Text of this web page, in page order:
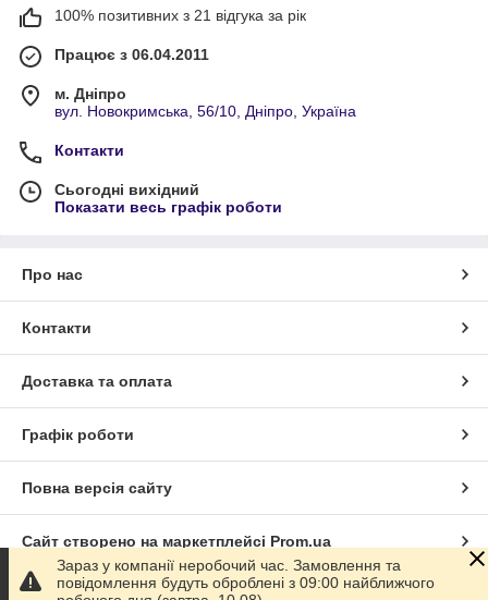
100% позитивних з 21 відгука за рік
Працює з 06.04.2011
м. Дніпро
вул. Новокримська, 56/10, Дніпро, Україна
Контакти
Сьогодні вихідний
Показати весь графік роботи
Про нас
Контакти
Доставка та оплата
Графік роботи
Повна версія сайту
Сайт створено на маркетплейсі Prom.ua
Політика конфіденційності
Зараз у компанії неробочий час. Замовлення та
повідомлення будуть оброблені з 09:00 найближчого